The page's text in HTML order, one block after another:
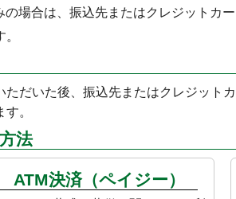
場合は、振込先またはクレジットカ
だいた後、振込先またはクレジット
。
法
ATM決済（ペイジー）